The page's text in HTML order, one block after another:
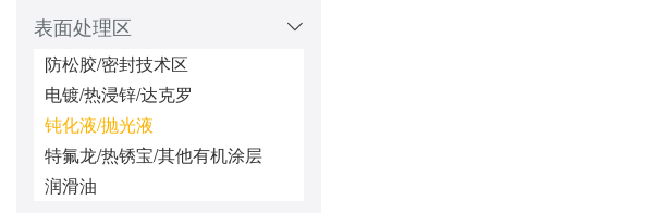
表面处理区
防松胶/密封技术区
电镀/热浸锌/达克罗
钝化液/抛光液
特氟龙/热锈宝/其他有机涂层
润滑油